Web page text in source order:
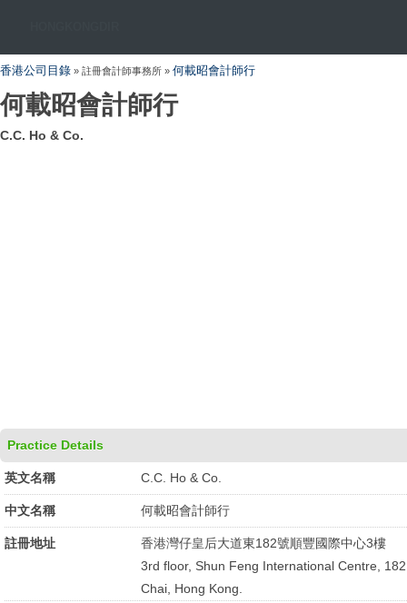
香港公司目錄 » 註冊會計師事務所 » 何載昭會計師行
何載昭會計師行
C.C. Ho & Co.
Practice Details
英文名稱 C.C. Ho & Co.
中文名稱 何載昭會計師行
註冊地址
香港灣仔皇后大道東182號順豐國際中心3樓
3rd floor, Shun Feng International Centre,
Chai, Hong Kong.